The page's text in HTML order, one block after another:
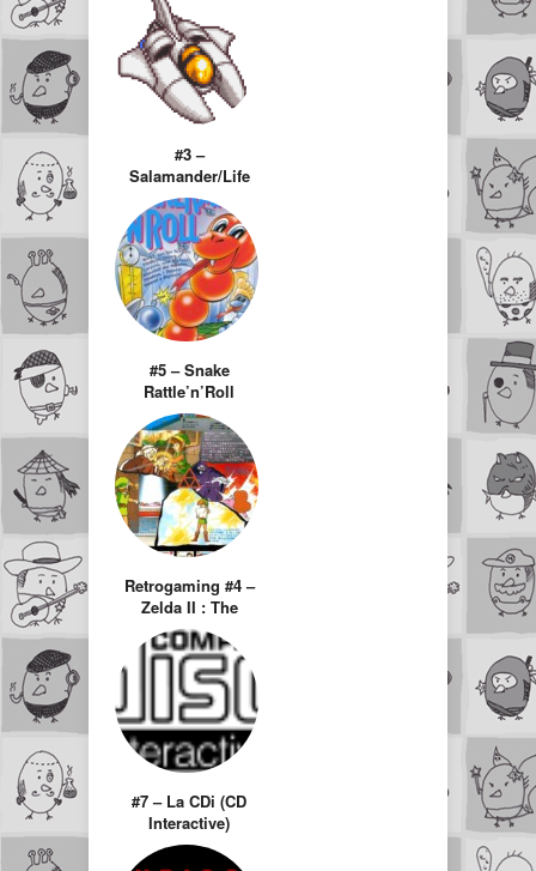
#3 –
Salamander/Life
Force
#5 – Snake
Rattle’n’Roll
Retrogaming #4 –
Zelda II : The
Adventure of Link
#7 – La CDi (CD
Interactive)